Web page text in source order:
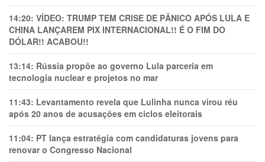
14:20: VÍDEO: TRUMP TEM CRlSE DE PÂNlCO APÓS LULA E
CHINA LANÇAREM PIX INTERNACIONAL!! É O FIM DO
DÓLAR!! ACABOU!!
13:14: Rússia propõe ao governo Lula parceria em
tecnologia nuclear e projetos no mar
11:43: Levantamento revela que Lulinha nunca virou réu
após 20 anos de acusações em ciclos eleitorais
11:04: PT lança estratégia com candidaturas jovens para
renovar o Congresso Nacional